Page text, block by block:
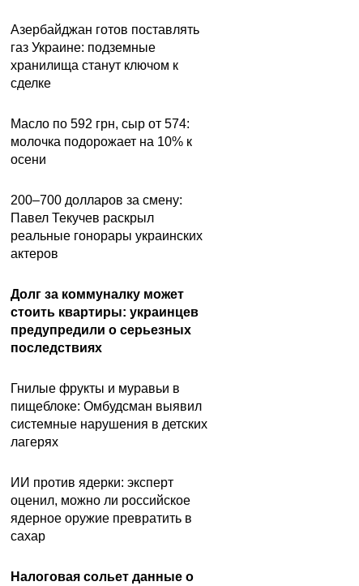
Азербайджан готов поставлять
газ Украине: подземные
хранилища станут ключом к
сделке
Масло по 592 грн, сыр от 574:
молочка подорожает на 10% к
осени
200–700 долларов за смену:
Павел Текучев раскрыл
реальные гонорары украинских
актеров
Долг за коммуналку может
стоить квартиры: украинцев
предупредили о серьезных
последствиях
Гнилые фрукты и муравьи в
пищеблоке: Омбудсман выявил
системные нарушения в детских
лагерях
ИИ против ядерки: эксперт
оценил, можно ли российское
ядерное оружие превратить в
сахар
Налоговая сольет данные о